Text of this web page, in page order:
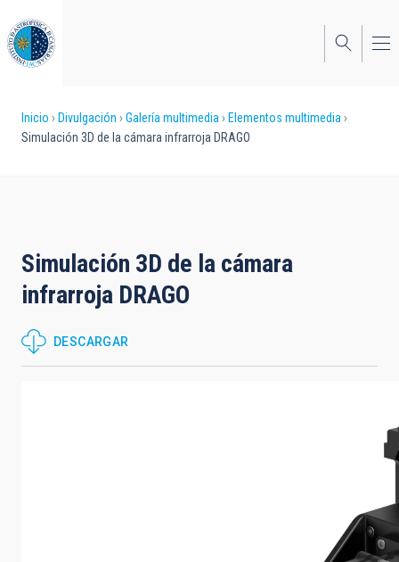
al
contenido
principal
Sobrescribir
a
la
navegación
Inicio Divulgación Galería multimedia
Elementos multimedia
Simulación 3D de la cámara infrarroja DRAGO
Simulación 3D de la cámara
infrarroja DRAGO
DESCARGAR